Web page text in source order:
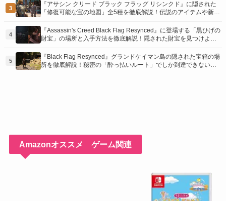
3
『アサシン クリード ブラック フラッグ リシンクド』に隠された
「修復可能な宝の地図」全5種を徹底解説！伝説のアイテムや新衣
介！
4
『Assassin's Creed Black Flag Resynced』に登場する「黒ひげの
財宝」の場所と入手方法を徹底解説！隠された財宝を見つけよ
5
『Black Flag Resynced』グランドケイマン島の隠された宝箱の場
所を徹底解説！秘密の「酔っ払いルート」でしか到達できないお
Amazonオススメ ゲーム関連